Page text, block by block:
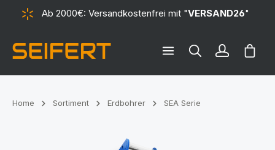
springenAb 2000€: Versandkostenfrei mit "VERSAND26"
Home Sortiment Erdbohrer SEA Serie